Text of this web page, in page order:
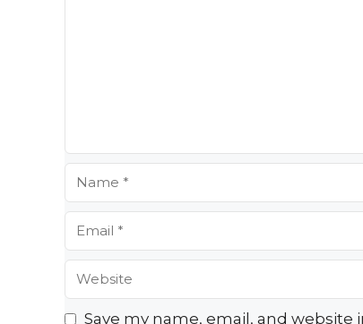
Save my name, email, and